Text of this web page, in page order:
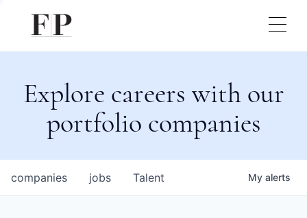
Explore careers with our
portfolio companies
jobs
companies Talent My alerts